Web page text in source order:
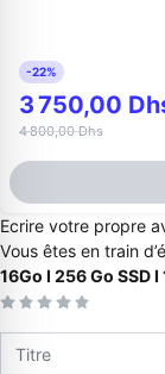
Appelez-
-22%
3 750,00
4 800,00 Dhs
Ecrire votre propre
Vous êtes en train
16Go I 256 Go SSD